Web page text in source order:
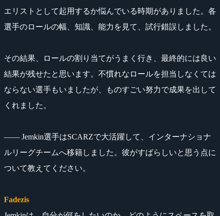
エリストとして起用するか悩んでいる時期がありました。各
選手のロールの幅、知識、能力を見て、試行錯誤しました。
その結果、ロールの割り当てがうまく行き、最終的には良い
結果が残せたと思います。不慣れなロールを担当しなくては
ならない選手もいましたが、ものすごい努力で成果を出して
くれました。
―― Jemkin選手はSCARZで大活躍して、インターナショナ
ルリーグチームへ移籍しました。彼がすばらしいと思う点に
ついて教えてください。
Fadezis